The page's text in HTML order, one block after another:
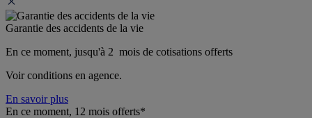
Garantie des accidents de la vie
En ce moment, jusqu'à 2  mois de cotisations offerts
Voir conditions en agence.
En savoir plus
En ce moment, 12 mois offerts*